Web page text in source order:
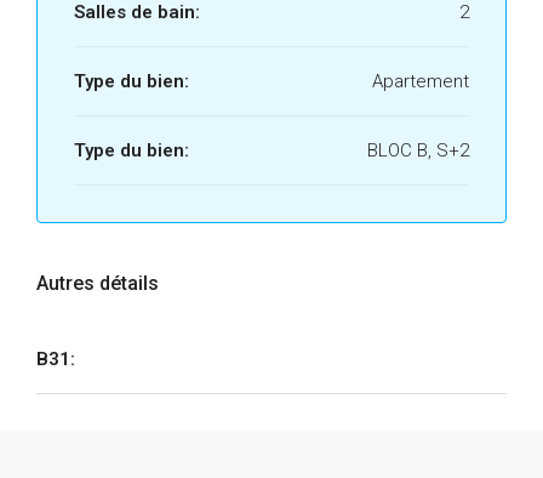
Salles de bain: 2
Type du bien: Apartement
Type du bien: BLOC B, S+2
Autres détails
B31: